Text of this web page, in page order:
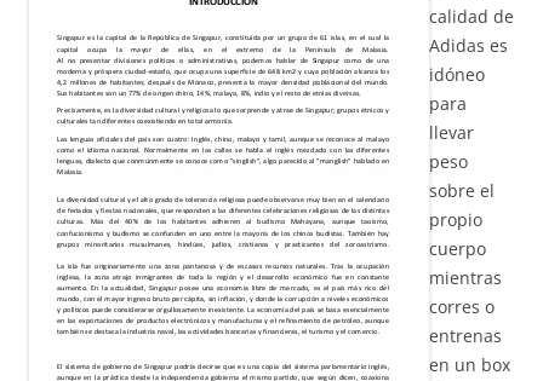
calidad de
Adidas es
idóneo
para
llevar
peso
sobre el
propio
cuerpo
mientras
corres o
entrenas
en un box